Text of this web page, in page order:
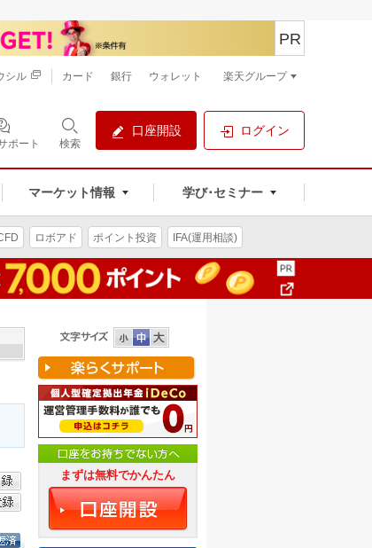
ポート 検索
口座開設 ログイン
マーケット情報 学び･セミナー
PR
シル カード 銀行 ウォレット 楽天グループ
ロボアド ポイント投資 IFA(運用相談)
まずは無料でかんたん